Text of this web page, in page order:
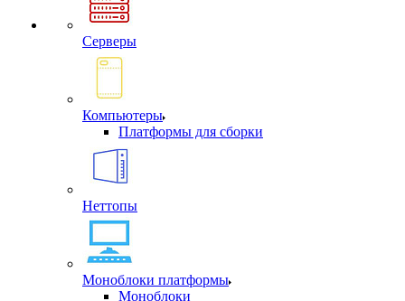
Серверы
Компьютеры
Платформы для сборки
Неттопы
Моноблоки платформы
Моноблоки